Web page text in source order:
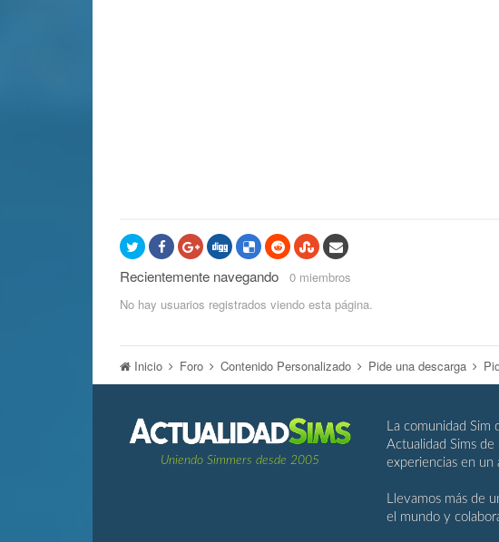
Recientemente navegando 0 miembros
No hay usuarios registrados viendo esta página.
Inicio Foro Contenido Personalizado Pide una descarga
Uniendo Simmers desde 2005
La comunidad Sim
Actualidad Sims
experiencias en un
Llevamos más de
el mundo y